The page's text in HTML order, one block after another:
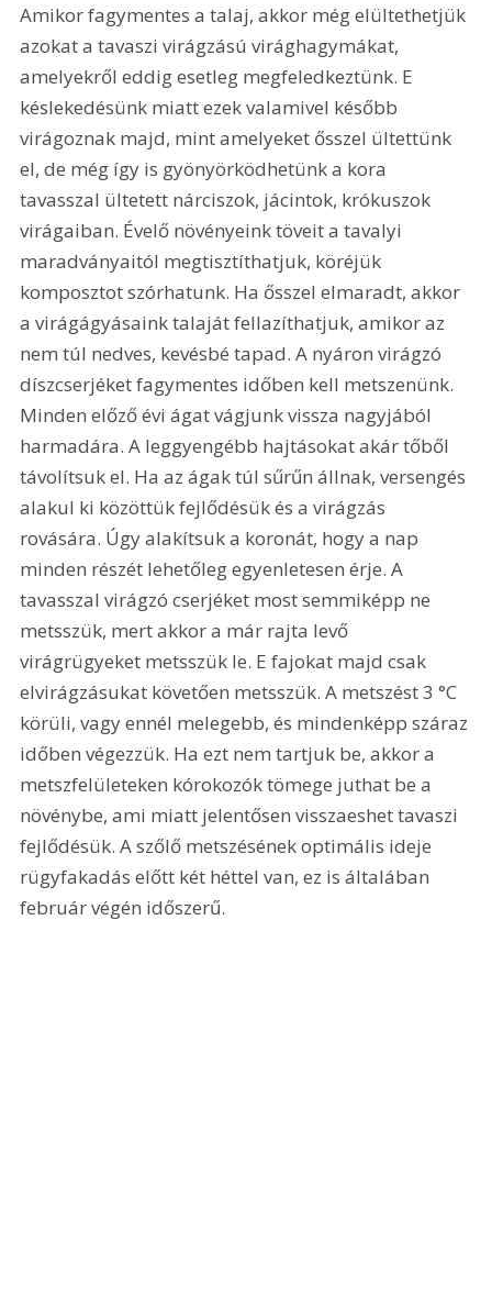
Amikor fagymentes a talaj, akkor még elültethetjük
azokat a tavaszi virágzású virághagymákat,
amelyekről eddig esetleg megfeledkeztünk. E
késlekedésünk miatt ezek valamivel később
virágoznak majd, mint amelyeket ősszel ültettünk
el, de még így is gyönyörködhetünk a kora
tavasszal ültetett nárciszok, jácintok, krókuszok
virágaiban. Évelő növényeink töveit a tavalyi
maradványaitól megtisztíthatjuk, köréjük
komposztot szórhatunk. Ha ősszel elmaradt, akkor
a virágágyásaink talaját fellazíthatjuk, amikor az
nem túl nedves, kevésbé tapad. A nyáron virágzó
díszcserjéket fagymentes időben kell metszenünk.
Minden előző évi ágat vágjunk vissza nagyjából
harmadára. A leggyengébb hajtásokat akár tőből
távolítsuk el. Ha az ágak túl sűrűn állnak, versengés
alakul ki közöttük fejlődésük és a virágzás
rovására. Úgy alakítsuk a koronát, hogy a nap
minden részét lehetőleg egyenletesen érje. A
tavasszal virágzó cserjéket most semmiképp ne
metsszük, mert akkor a már rajta levő
virágrügyeket metsszük le. E fajokat majd csak
elvirágzásukat követően metsszük. A metszést 3 °C
körüli, vagy ennél melegebb, és mindenképp száraz
időben végezzük. Ha ezt nem tartjuk be, akkor a
metszfelületeken kórokozók tömege juthat be a
növénybe, ami miatt jelentősen visszaeshet tavaszi
fejlődésük. A szőlő metszésének optimális ideje
rügyfakadás előtt két héttel van, ez is általában
február végén időszerű.